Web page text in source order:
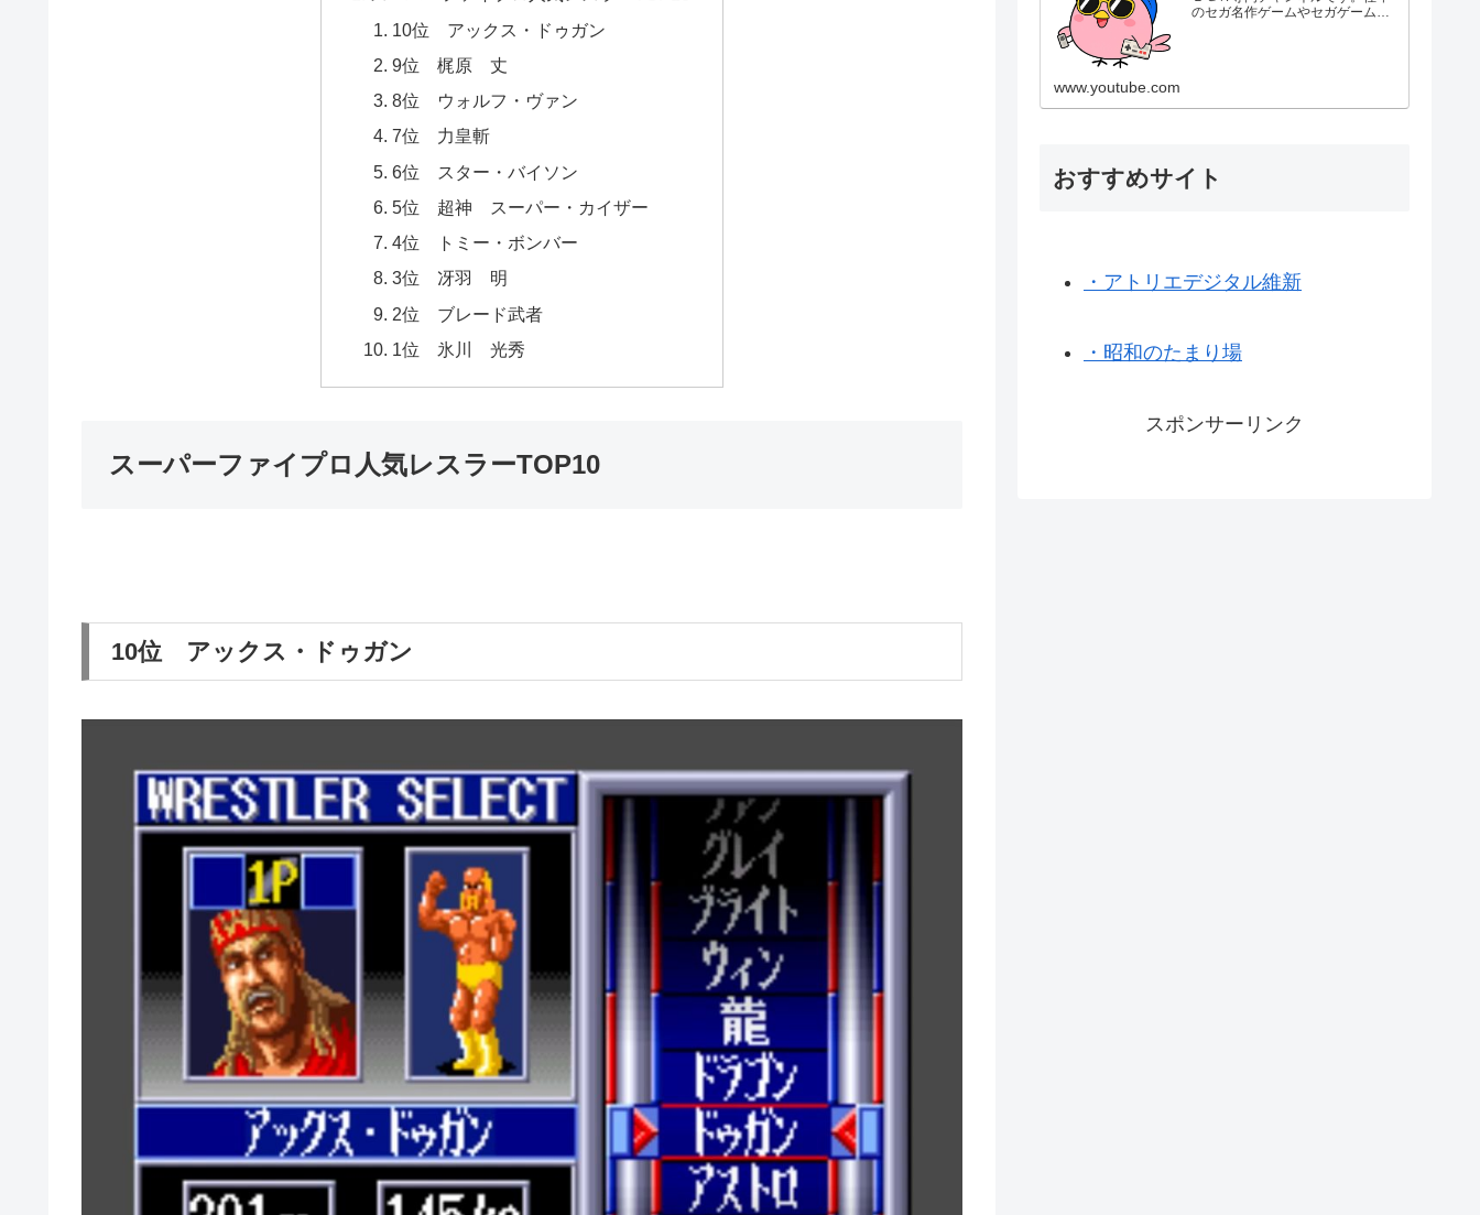
10位 アックス・ドゥガン
9位 梶原 丈
8位 ウォルフ・ヴァン
7位 力皇斬
6位 スター・バイソン
5位 超神 スーパー・カイザー
4位 トミー・ボンバー
3位 冴羽 明
2位 ブレード武者
1位 氷川 光秀
スーパーファイプロ人気レスラーTOP10
10位 アックス・ドゥガン
のセガ名作ゲームやセガゲーム機
www.youtube.com
おすすめサイト
・アトリエデジタル維新
・昭和のたまり場
スポンサーリンク